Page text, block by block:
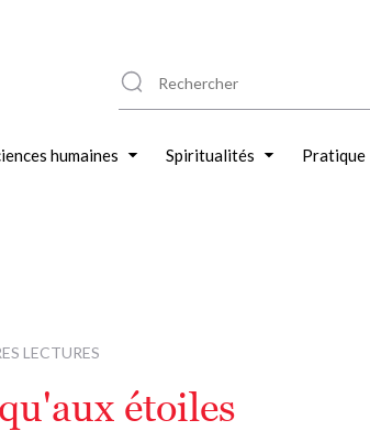
humaines Spiritualités Pratique
LECTURES
étoiles